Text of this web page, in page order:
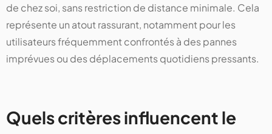
de chez soi, sans restriction de distance minimale. Cela
représente un atout rassurant, notamment pour les
utilisateurs fréquemment confrontés à des pannes
imprévues ou des déplacements quotidiens pressants.
Quels critères influencent le